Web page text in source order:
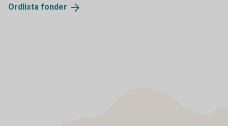
Ordlista fonder